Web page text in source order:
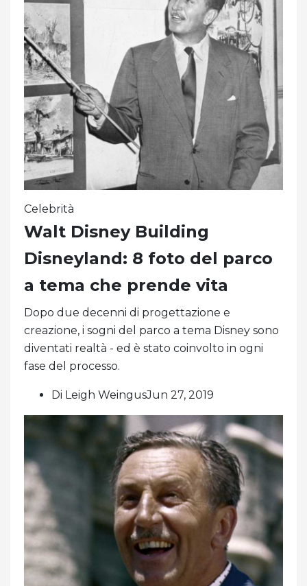
Celebrità
Walt Disney Building
Disneyland: 8 foto del parco
a tema che prende vita
Dopo due decenni di progettazione e
creazione, i sogni del parco a tema Disney sono
diventati realtà - ed è stato coinvolto in ogni
fase del processo.
Di Leigh WeingusJun 27, 2019